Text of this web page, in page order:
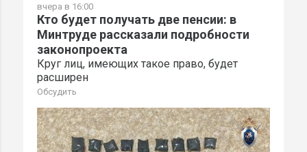
вчера в 16:00
Кто будет получать две пенсии: в
Минтруде рассказали подробности
законопроекта
Круг лиц, имеющих такое право, будет
расширен
Обсудить